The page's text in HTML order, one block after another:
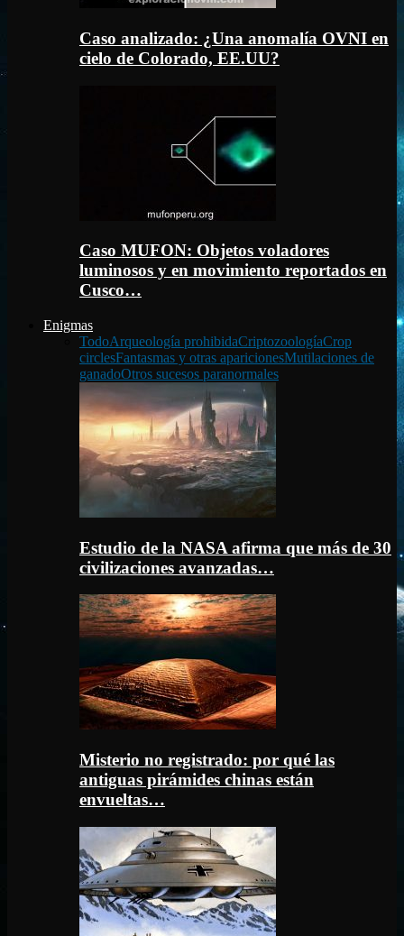
Caso analizado: ¿Una anomalía OVNI en
cielo de Colorado, EE.UU?
Caso MUFON: Objetos voladores
luminosos y en movimiento reportados en
Cusco…
Enigmas
TodoArqueología prohibidaCriptozoologíaCrop
circlesFantasmas y otras aparicionesMutilaciones de
ganadoOtros sucesos paranormales
Estudio de la NASA afirma que más de 30
civilizaciones avanzadas…
Misterio no registrado: por qué las
antiguas pirámides chinas están
envueltas…